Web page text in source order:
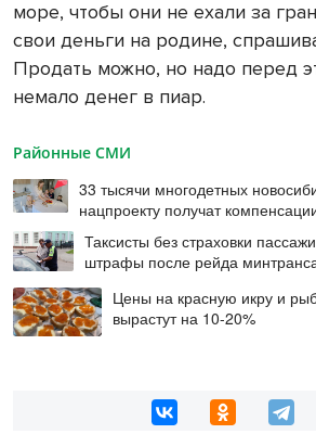
море, чтобы они не ехали за
свои деньги на родине,
Продать можно, но надо перед
немало денег в пиар.
Районные СМИ
33 тысячи многодетных
нацпроекту получат
Таксисты без страховки
штрафы после рейда
Цены на красную икру и
вырастут на 10-20%